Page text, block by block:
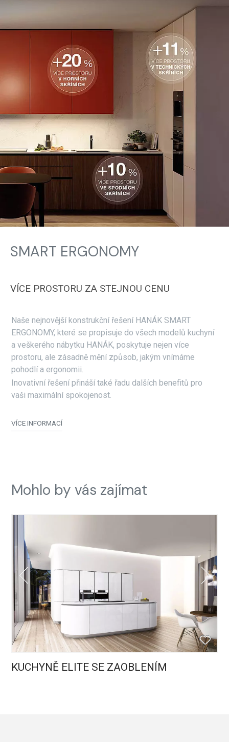
SMART ERGONOMY
VÍCE PROSTORU ZA STEJNOU CENU
Naše nejnovější konstrukční řešení HANÁK SMART
ERGONOMY, které se propisuje do všech modelů kuchyní
a veškerého nábytku HANÁK, poskytuje nejen více
prostoru, ale zásadně mění způsob, jakým vnímáme
pohodlí a ergonomii.
Inovativní řešení přináší také řadu dalších benefitů pro
vaši maximální spokojenost.
VÍCE INFORMACÍ
Mohlo by vás zajímat
KUCHYNĚ ELITE SE ZAOBLENÍM